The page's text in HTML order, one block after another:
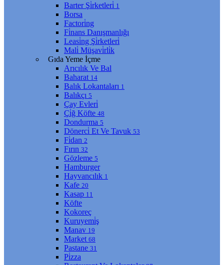
Barter Şi̇rketleri̇ 1
Borsa
Factori̇ng
Fi̇nans Danışmanlığı
Leasi̇ng Şi̇rketleri̇
Mali̇ Müşavi̇rli̇k
Gıda Yeme İçme
Arıcılık Ve Bal
Baharat 14
Balık Lokantaları 1
Balıkçı 5
Çay Evleri̇
Çi̇ğ Köfte 48
Dondurma 5
Dönerci̇ Et Ve Tavuk 53
Fi̇dan 2
Fırın 32
Gözleme 5
Hamburger
Hayvancılık 1
Kafe 20
Kasap 11
Köfte
Kokoreç
Kuruyemi̇ş
Manav 19
Market 68
Pastane 31
Pi̇zza